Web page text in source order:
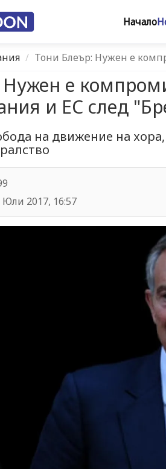
Начало
Тони Блеър: Нужен е
е
и ЕС след
на движение на
Юли 2017, 16:57